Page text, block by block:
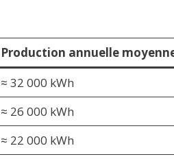
Production annuelle
≈ 32 000 kWh
≈ 26 000 kWh
≈ 22 000 kWh